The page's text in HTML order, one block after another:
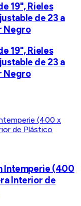
19", Rieles
de 23 a
Negro
19", Rieles
de 23 a
Negro
Intemperie (400
Interior de